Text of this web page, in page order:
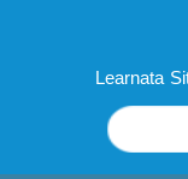
Learnata